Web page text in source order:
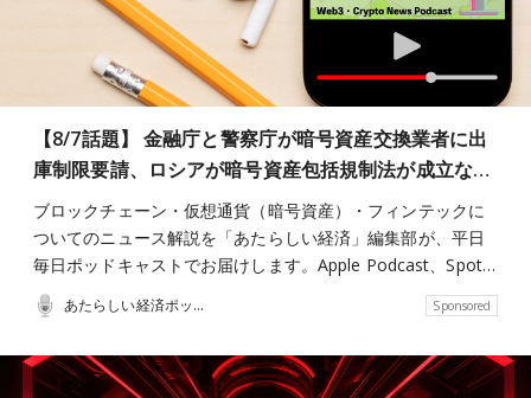
【8/7話題】 金融庁と警察庁が暗号資産交換業者に出
庫制限要請、ロシアが暗号資産包括規制法が成立な…
ブロックチェーン・仮想通貨（暗号資産）・フィンテックに
ついてのニュース解説を「あたらしい経済」編集部が、平日
毎日ポッドキャストでお届けします。Apple Podcast、Spot…
あたらしい経済ポッドキャスト Sponsored